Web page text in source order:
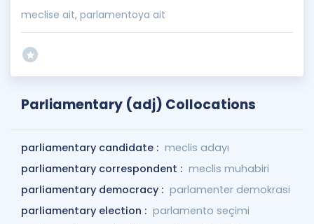
meclise ait, parlamentoya ait
Parliamentary (adj) Collocations
parliamentary candidate : meclis adayı
parliamentary correspondent : meclis muhabiri
parliamentary democracy : parlamenter demokrasi
parliamentary election : parlamento seçimi